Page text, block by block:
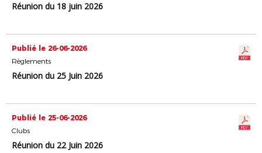
Réunion du 18 juin 2026
Publié le 26-06-2026
Règlements
Réunion du 25 Juin 2026
Publié le 25-06-2026
Clubs
Réunion du 22 Juin 2026